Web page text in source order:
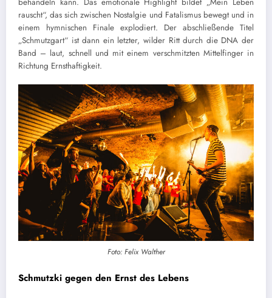
behandeln kann. Das emotionale Highlight bildet „Mein Leben
rauscht“, das sich zwischen Nostalgie und Fatalismus bewegt und in
einem hymnischen Finale explodiert. Der abschließende Titel
„Schmutzgart“ ist dann ein letzter, wilder Ritt durch die DNA der
Band – laut, schnell und mit einem verschmitzten Mittelfinger in
Richtung Ernsthaftigkeit.
Foto: Felix Walther
Schmutzki gegen den Ernst des Lebens